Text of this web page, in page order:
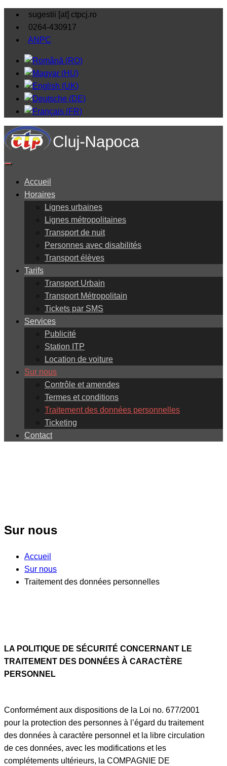
sugestii [at] ctpcj.ro
0264-430917
ANPC
Accueil
Horaires
Lignes urbaines
Lignes métropolitaines
Transport de nuit
Personnes avec disabilités
Transport élèves
Tarifs
Transport Urbain
Transport Métropolitain
Tickets par SMS
Services
Publicité
Station ITP
Location de voiture
Sur nous
Contrôle et amendes
Termes et conditions
Traitement des données personnelles
Ticketing
Contact
Sur nous
Accueil
Sur nous
Traitement des données personnelles
LA POLITIQUE DE SÉCURITÉ CONCERNANT LE
TRAITEMENT DES DONNÉES À CARACTÈRE
PERSONNEL
Conformément aux dispositions de la Loi no. 677/2001
pour la protection des personnes à l’égard du traitement
des données à caractère personnel et la libre circulation
de ces données, avec les modifications et les
complétements ultérieurs, la COMPAGNIE DE